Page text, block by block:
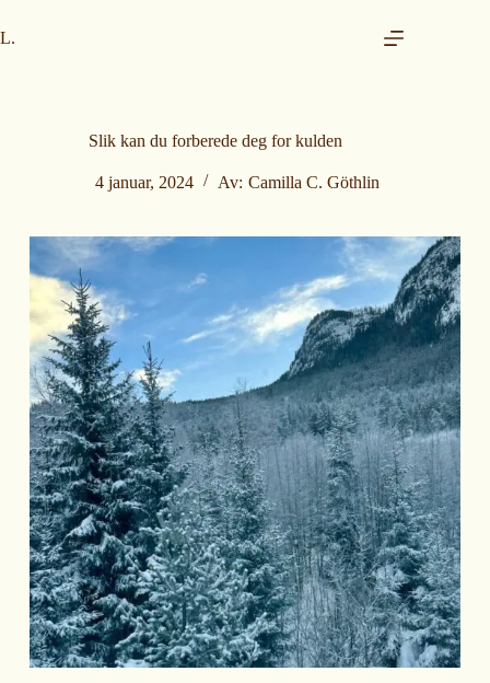
o
p
L.
Slik kan du forberede deg for kulden
4 januar, 2024 Av: Camilla C. Göthlin